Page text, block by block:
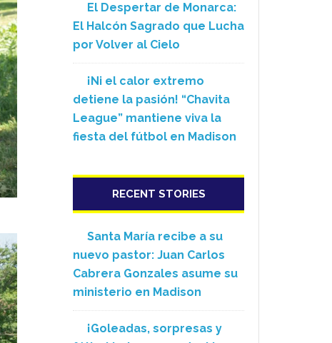
El Despertar de Monarca:
El Halcón Sagrado que Lucha
por Volver al Cielo
¡Ni el calor extremo
detiene la pasión! “Chavita
League” mantiene viva la
fiesta del fútbol en Madison
RECENT STORIES
Santa María recibe a su
nuevo pastor: Juan Carlos
Cabrera Gonzales asume su
ministerio en Madison
¡Goleadas, sorpresas y